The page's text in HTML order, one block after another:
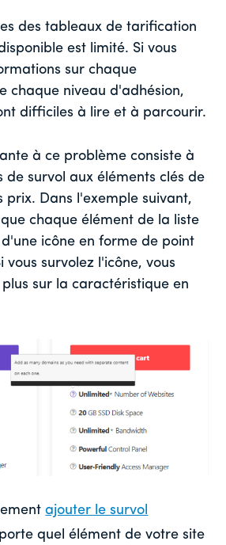
des tableaux de tarification
est limité. Si vous
sur chaque
chaque niveau d'adhésion,
difficiles à lire et à parcourir.
à ce problème consiste à
de survol aux éléments clés de
prix. Dans l'exemple suivant,
chaque élément de la liste
icône en forme de point
survolez l'icône, vous
sur la caractéristique en
ajouter le survol
quel élément de votre site